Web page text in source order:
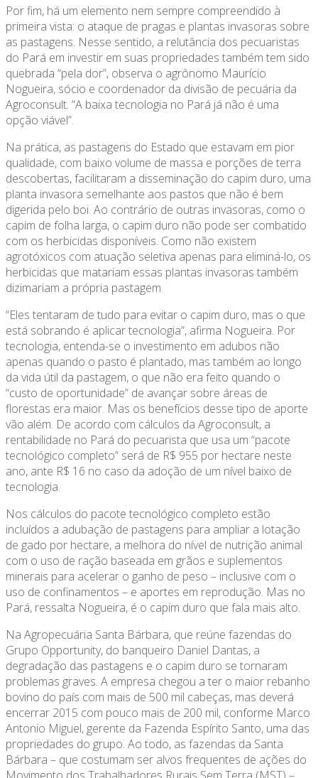
Por fim, há um elemento nem sempre compreendido à
primeira vista: o ataque de pragas e plantas invasoras sobre
as pastagens. Nesse sentido, a relutância dos pecuaristas
do Pará em investir em suas propriedades também tem sido
quebrada “pela dor”, observa o agrônomo Maurício
Nogueira, sócio e coordenador da divisão de pecuária da
Agroconsult. “A baixa tecnologia no Pará já não é uma
opção viável”.
Na prática, as pastagens do Estado que estavam em pior
qualidade, com baixo volume de massa e porções de terra
descobertas, facilitaram a disseminação do capim duro, uma
planta invasora semelhante aos pastos que não é bem
digerida pelo boi. Ao contrário de outras invasoras, como o
capim de folha larga, o capim duro não pode ser combatido
com os herbicidas disponíveis. Como não existem
agrotóxicos com atuação seletiva apenas para eliminá-lo, os
herbicidas que matariam essas plantas invasoras também
dizimariam a própria pastagem.
“Eles tentaram de tudo para evitar o capim duro, mas o que
está sobrando é aplicar tecnologia”, afirma Nogueira. Por
tecnologia, entenda-se o investimento em adubos não
apenas quando o pasto é plantado, mas também ao longo
da vida útil da pastagem, o que não era feito quando o
“custo de oportunidade” de avançar sobre áreas de
florestas era maior. Mas os benefícios desse tipo de aporte
vão além. De acordo com cálculos da Agroconsult, a
rentabilidade no Pará do pecuarista que usa um “pacote
tecnológico completo” será de R$ 955 por hectare neste
ano, ante R$ 16 no caso da adoção de um nível baixo de
tecnologia.
Nos cálculos do pacote tecnológico completo estão
incluídos a adubação de pastagens para ampliar a lotação
de gado por hectare, a melhora do nível de nutrição animal
com o uso de ração baseada em grãos e suplementos
minerais para acelerar o ganho de peso – inclusive com o
uso de confinamentos – e aportes em reprodução. Mas no
Pará, ressalta Nogueira, é o capim duro que fala mais alto.
Na Agropecuária Santa Bárbara, que reúne fazendas do
Grupo Opportunity, do banqueiro Daniel Dantas, a
degradação das pastagens e o capim duro se tornaram
problemas graves. A empresa chegou a ter o maior rebanho
bovino do país com mais de 500 mil cabeças, mas deverá
encerrar 2015 com pouco mais de 200 mil, conforme Marco
Antonio Miguel, gerente da Fazenda Espírito Santo, uma das
propriedades do grupo. Ao todo, as fazendas da Santa
Bárbara – que costumam ser alvos frequentes de ações do